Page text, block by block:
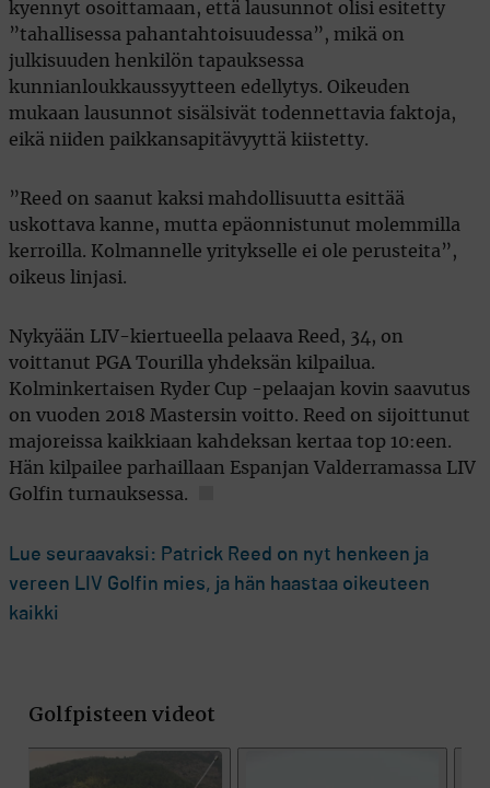
kyennyt osoittamaan, että lausunnot olisi esitetty
”tahallisessa pahantahtoisuudessa”, mikä on
julkisuuden henkilön tapauksessa
kunnianloukkaussyytteen edellytys. Oikeuden
mukaan lausunnot sisälsivät todennettavia faktoja,
eikä niiden paikkansapitävyyttä kiistetty.
”Reed on saanut kaksi mahdollisuutta esittää
uskottava kanne, mutta epäonnistunut molemmilla
kerroilla. Kolmannelle yritykselle ei ole perusteita”,
oikeus linjasi.
Nykyään LIV-kiertueella pelaava Reed, 34, on
voittanut PGA Tourilla yhdeksän kilpailua.
Kolminkertaisen Ryder Cup -pelaajan kovin saavutus
on vuoden 2018 Mastersin voitto. Reed on sijoittunut
majoreissa kaikkiaan kahdeksan kertaa top 10:een.
Hän kilpailee parhaillaan Espanjan Valderramassa LIV
Golfin turnauksessa.
Lue seuraavaksi: Patrick Reed on nyt henkeen ja
vereen LIV Golfin mies, ja hän haastaa oikeuteen
kaikki